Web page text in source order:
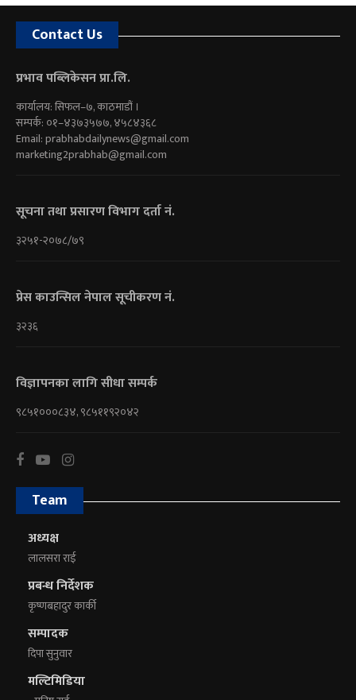
Contact Us
प्रभाव पब्लिकेसन प्रा.लि.
कार्यालय: सिफल–७, काठमाडौं ।
सम्पर्क: ०१–४३७३५७७, ४५८४३६८
Email:prabhabdailynews@gmail.com
marketing2prabhab@gmail.com
सूचना तथा प्रसारण विभाग दर्ता नं.
३२५१-२०७८/७९
प्रेस काउन्सिल नेपाल सूचीकरण नं.
३२३६
विज्ञापनका लागि सीधा सम्पर्क
९८५१०००८३४, ९८५११९२०४२
Team
अध्यक्ष
लालसरा राई
प्रबन्ध निर्देशक
कृष्णबहादुर कार्की
सम्पादक
दिपा सुनुवार
मल्टिमिडिया